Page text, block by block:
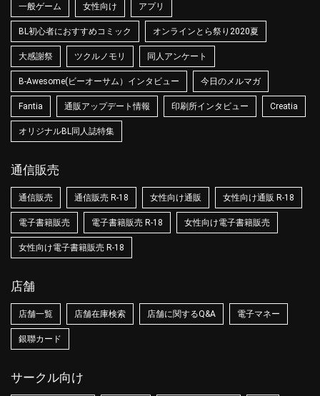
一般ゲーム 女性向け アプリ
BL初心者におすすめコミック オンラインとら祭り2020夏
大感謝祭 ツクルノモリ 同人アンケート
B-Awesome(ビーオーサム）インタビュー 今日のメルマガ
Fantia 通販アップデート情報 印刷所インタビュー Creatia
オリジナルBL同人誌特集
通信販売
通信販売 通信販売 R-18 女性向け通販 女性向け通販 R-18
電子書籍販売 電子書籍販売 R-18 女性向け電子書籍販売
女性向け電子書籍販売 R-18
店舗
店舗一覧 店舗在庫検索 店舗に関するQ&A 電子マネー
銀聯カード
サークル向け